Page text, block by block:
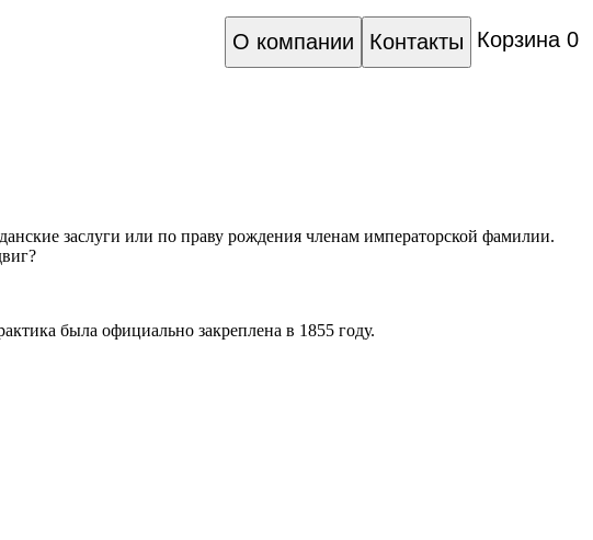
Корзина 0
Контакты
О компании
заслуги или по праву рождения членам императорской фамилии.
была официально закреплена в 1855 году.